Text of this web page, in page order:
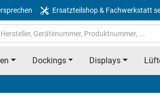
Ersatzteilshop & Fachwerkstatt
Dockings Displays